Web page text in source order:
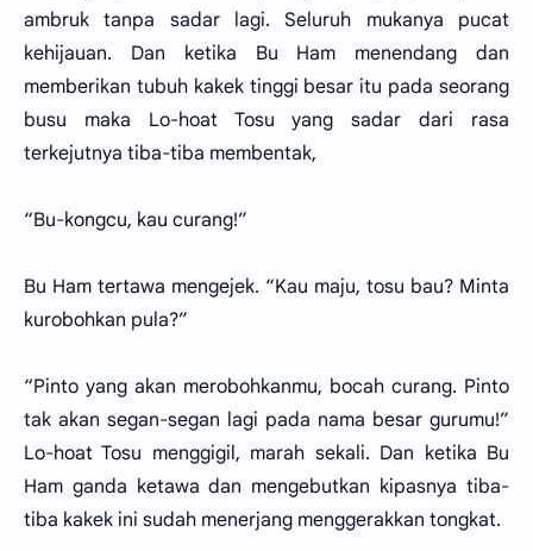
ambruk tanpa sadar lagi. Seluruh mukanya pucat
kehijauan. Dan ketika Bu Ham menendang dan
memberikan tubuh kakek tinggi besar itu pada seorang
busu maka Lo-hoat Tosu yang sadar dari rasa
terkejutnya tiba-tiba membentak,
“Bu-kongcu, kau curang!”
Bu Ham tertawa mengejek. “Kau maju, tosu bau? Minta
kurobohkan pula?”
“Pinto yang akan merobohkanmu, bocah curang. Pinto
tak akan segan-segan lagi pada nama besar gurumu!”
Lo-hoat Tosu menggigil, marah sekali. Dan ketika Bu
Ham ganda ketawa dan mengebutkan kipasnya tiba-
tiba kakek ini sudah menerjang menggerakkan tongkat.